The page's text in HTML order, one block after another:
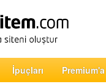
İpuçları